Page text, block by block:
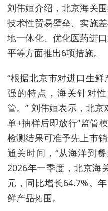
刘伟姮介绍，北京海关
技术性贸易壁垒、实施
地一体化、优化医药进
平等方面推出6项措施。
“根据北京市对进口生
强的特点，海关针对
管。” 刘伟姮表示，北京
单+抽样后即放行”监管
检测结果可准予先上市
通关时间，“从海洋到餐
2026年一季度，北京海
元，同比增长64.7%。
鲜产品拓围。